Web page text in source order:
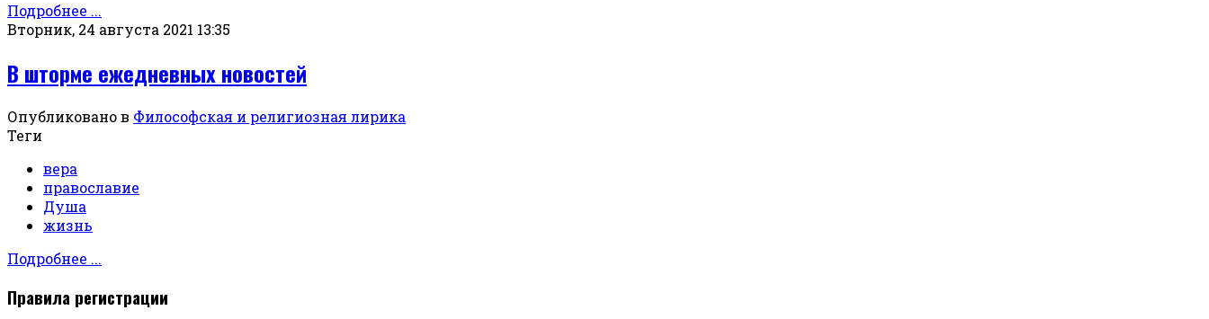
Подробнее ...
Вторник, 24 августа 2021 13:35
В шторме ежедневных новостей
Опубликовано в Философская и религиозная лирика
Теги
вера
православие
Душа
жизнь
Подробнее ...
Правила регистрации